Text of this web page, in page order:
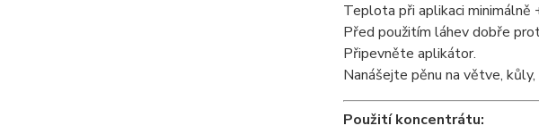
Teplota při aplikaci minimálně
Před použitím láhev dobře
Připevněte aplikátor.
Nanášejte pěnu na větve,
Použití koncentrátu: